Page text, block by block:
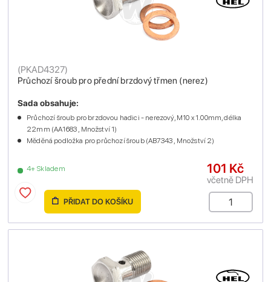
Průchozí šroub pro přední brzdový třmen (nerez)
(PKAD4327)
4+ Skladem
Sada obsahuje:
Průchozí šroub pro brzdovou hadici - nerezový, M10 x 1.00mm, délka
22mm (AA1683 , Množství 1)
Měděná podložka pro průchozí šroub (AB7343 , Množství 2)
101 Kč
včetně DPH
PŘIDAT DO KOŠÍKU